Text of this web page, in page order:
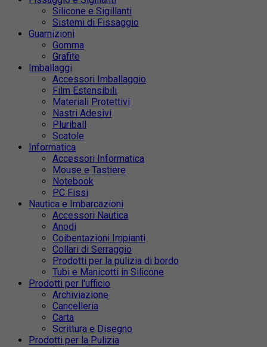
Silicone e Sigillanti
Sistemi di Fissaggio
Guarnizioni
Gomma
Grafite
Imballaggi
Accessori Imballaggio
Film Estensibili
Materiali Protettivi
Nastri Adesivi
Pluriball
Scatole
Informatica
Accessori Informatica
Mouse e Tastiere
Notebook
PC Fissi
Nautica e Imbarcazioni
Accessori Nautica
Anodi
Coibentazioni Impianti
Collari di Serraggio
Prodotti per la pulizia di bordo
Tubi e Manicotti in Silicone
Prodotti per l'ufficio
Archiviazione
Cancelleria
Carta
Scrittura e Disegno
Prodotti per la Pulizia